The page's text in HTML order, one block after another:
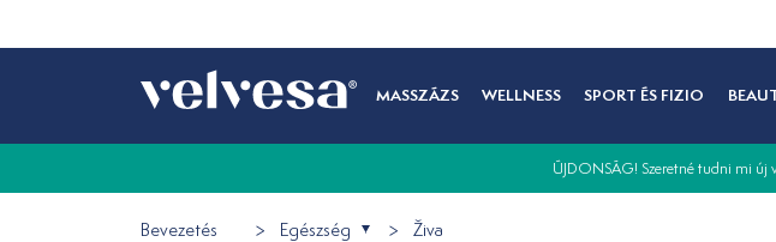
MASSZÁZS WELLNESS SPORT ÉS FIZIO
ÚJDONSÁG! Szeretné tudni mi új
Bevezetés Egészség Živa